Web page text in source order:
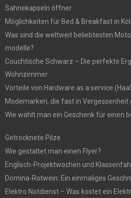
Sahnekapseln öffner
Möglichkeiten für Bed & Breakfast in
Was sind die weltweit beliebtesten
modelle?
Couchtische Schwarz – Die perfekte
Wohnzimmer
Vorteile von Hardware as a service
Modemarken, die fast in Vergessenheit
Wie wählt man ein Geschenk für einen
Getrocknete Pilze
Wie gestaltet man einen Flyer?
Englisch-Projektwochen und
Domina-Rotwein: Ein einmaliges
Elektro Notdienst – Was kostet ein